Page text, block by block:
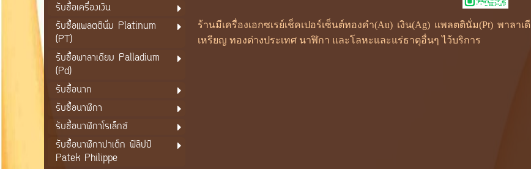
รับซื้อเครื่องเงิน
รับซื้อแพลตตินั่ม Platinum
(PT)
รับซื้อพาลาเดียม Palladium
(Pd)
รับซื้อนาก
รับซื้อนาฬิกา
รับซื้อนาฬิกาโรเล็กซ์
รับซื้อนาฬิกาปาเต็ก ฟิลิปป์
Patek Philippe
ร้านมีเครื่องเอกซเรย์เช็คเปอร์เซ็นต์ทองคำ(Au) เงิน(Ag) แพลตตินั่ม(Pt) พาลา
เหรียญ ทองต่างประเทศ นาฬิกา และโลหะและแร่ธาตุอื่นๆ ไว้บริการ